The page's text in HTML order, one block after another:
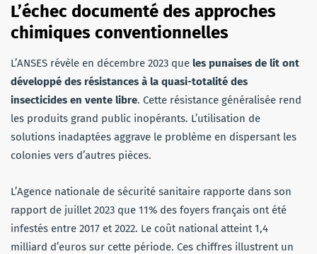
L’échec documenté des approches
chimiques conventionnelles
L’ANSES révèle en décembre 2023 que les punaises de lit ont
développé des résistances à la quasi-totalité des
insecticides en vente libre. Cette résistance généralisée rend
les produits grand public inopérants. L’utilisation de
solutions inadaptées aggrave le problème en dispersant les
colonies vers d’autres pièces.
L’Agence nationale de sécurité sanitaire rapporte dans son
rapport de juillet 2023 que 11% des foyers français ont été
infestés entre 2017 et 2022. Le coût national atteint 1,4
milliard d’euros sur cette période. Ces chiffres illustrent un